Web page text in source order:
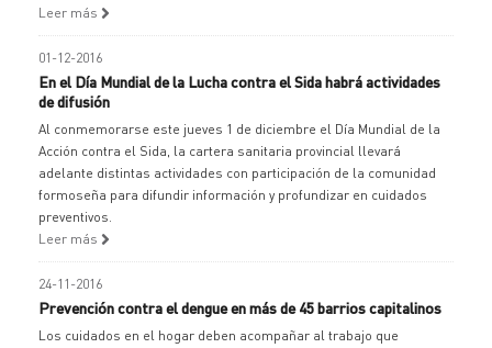
Leer más
01-12-2016
En el Día Mundial de la Lucha contra el Sida habrá actividades
de difusión
Al conmemorarse este jueves 1 de diciembre el Día Mundial de la
Acción contra el Sida, la cartera sanitaria provincial llevará
adelante distintas actividades con participación de la comunidad
formoseña para difundir información y profundizar en cuidados
preventivos.
Leer más
24-11-2016
Prevención contra el dengue en más de 45 barrios capitalinos
Los cuidados en el hogar deben acompañar al trabajo que